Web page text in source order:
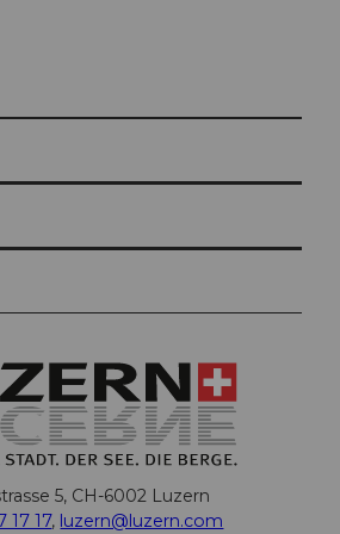
5, CH-6002 Luzern
17 17, luzern@luzern.com